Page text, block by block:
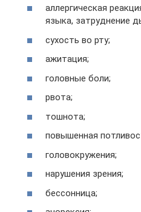
аллергическая
языка, затруднение
сухость во рту;
ажитация;
головные боли;
рвота;
тошнота;
повышенная
головокружения;
нарушения зрения;
бессонница;